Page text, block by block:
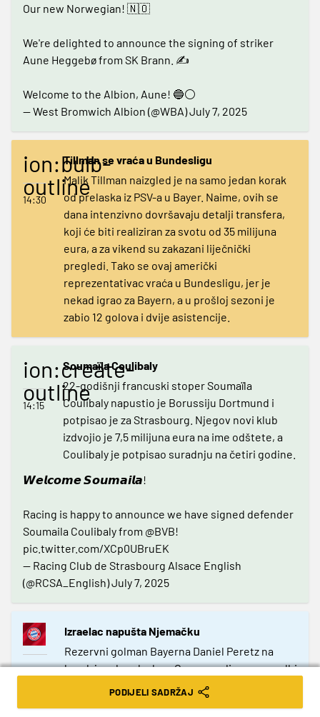
Our new Norwegian! 🇳🇴
We're delighted to announce the signing of striker
Aune Heggebø from SK Brann. ✍️
Welcome to the Albion, Aune! 🔵⚪️
— West Bromwich Albion (@WBA)July 7, 2025
ion:bulb-
outline
14:30
Tillman se vraća u Bundesligu
Malik Tillman naizgled je na samo jedan korak
od prelaska iz PSV-a u Bayer. Naime, ovih se
dana intenzivno dovršavaju detalji transfera,
koji će biti realiziran za svotu od 35 milijuna
eura, a za vikend su zakazani liječnički
pregledi. Tako se ovaj američki
reprezentativac vraća u Bundesligu, jer je
nekad igrao za Bayern, a u prošloj sezoni je
zabio 12 golova i dvije asistencije.
ion:create-
outline
14:15
Soumaïla Coulibaly
22-godišnji francuski stoper Soumaïla
Coulibaly napustio je Borussiju Dortmund i
potpisao je za Strasbourg. Njegov novi klub
izdvojio je 7,5 milijuna eura na ime odštete, a
Coulibaly je potpisao suradnju na četiri godine.
𝙒𝙚𝙡𝙘𝙤𝙢𝙚 𝙎𝙤𝙪𝙢𝙖𝙞𝙡𝙖!
Racing is happy to announce we have signed defender
Soumaila Coulibaly from @BVB!
pic.twitter.com/XCp0UBruEK
— Racing Club de Strasbourg Alsace English
(@RCSA_English)July 7, 2025
14:00
Izraelac napušta Njemačku
Rezervni golman Bayerna Daniel Peretz na
korak je od prelaska u Genou, radi se o posudbi
s pravom otkupa. Izraelac je za dvije godine u
Bayernu branio na samo sedam utakmiva u
PODIJELI SADRŽAJ